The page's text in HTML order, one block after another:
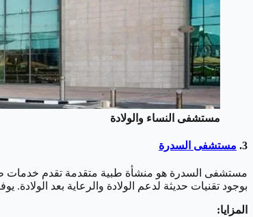
مستشفى النساء والولادة
3. مستشفى السدرة
مستشفى السدرة هو منشأة طبية متقدمة تقدم خدمات
بوجود تقنيات حديثة لدعم الولادة والرعاية بعد
المزايا: